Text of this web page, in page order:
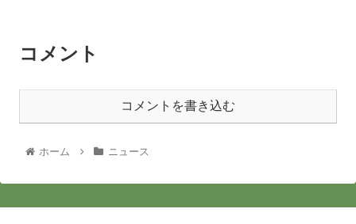
コメント
コメントを書き込む
ホーム ニュース